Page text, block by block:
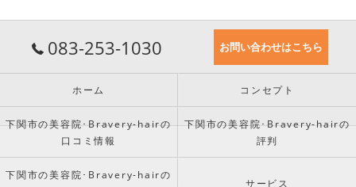
083-253-1030 お問い合わせはこちら
ホーム コンセプト
下関市の美容院･Bravery-hairの
口コミ情報
下関市の美容院･Bravery-hairの
評判
下関市の美容院･Bravery-hairの
サービス